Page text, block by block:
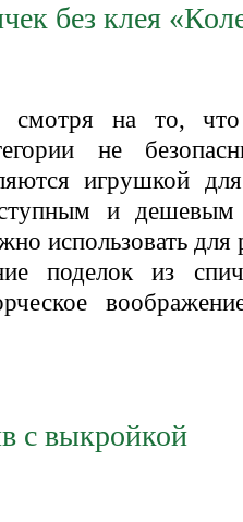
без клея
смотря на то, что
не
игрушкой
и дешевым
использовать
поделок из
с выкройкой